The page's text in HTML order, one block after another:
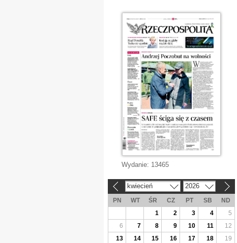
Wydanie: 13465
kwiecień 2026
PN WT ŚR CZ PT SB
ND
1
2 3 4
5
6
7 8 9 10 11
12
13
14 15 16 17 18
19